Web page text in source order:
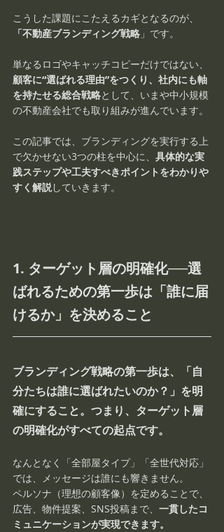
こうした課題にこたえるカギとなるのが、
「不動産ブランディング戦略 」です。
単なるロゴやキャッチコピーだけではない、
顧客に“選ばれる理由”をつくり、社内にも軸
を持たせる総合戦略として、いまや中小規模
の不動産会社でも取り組みが進んでいます。
この記事では、ブランディングを実行する上
で欠かせない3つの柱を中心に、 具体的な実
践ステップや工夫すべきポイントをわかりや
すく解説していきます。
1. ターゲット層の明確化──選
ばれるための第一歩は「誰に届
けるか」を決めること
ブランディング戦略の第一歩は、「自
分たちは誰に選ばれたいのか？」を明
確にすること。つまり、 ターゲット層
の明確化がすべての起点です。
なんとなく「全部屋タイプ」「全世代対応」
では、メッセージは誰にも響きません。
ペルソナ（理想の顧客像）を定めることで、
広告、物件提案、SNS投稿まで、 一貫したコ
ミュニケーションが実現できます。